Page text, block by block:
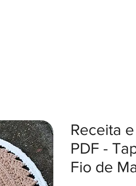
Receita
PDF -
Fio de